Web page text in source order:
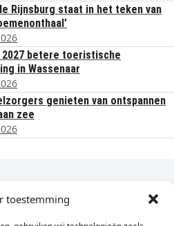
toestemming
Rijnsburg staat in het teken van
2027 betere toeristische
in Wassenaar
genieten van ontspannen
zee
nieuws in je e-mail?